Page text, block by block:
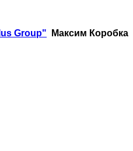
Group" Максим Коробка